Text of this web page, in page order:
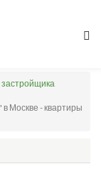
застройщика
Москве - квартиры